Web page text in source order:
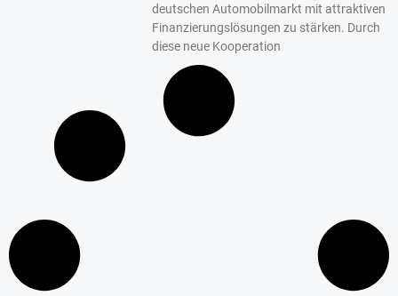
deutschen Automobilmarkt mit attraktiven
Finanzierungslösungen zu stärken. Durch
diese neue Kooperation